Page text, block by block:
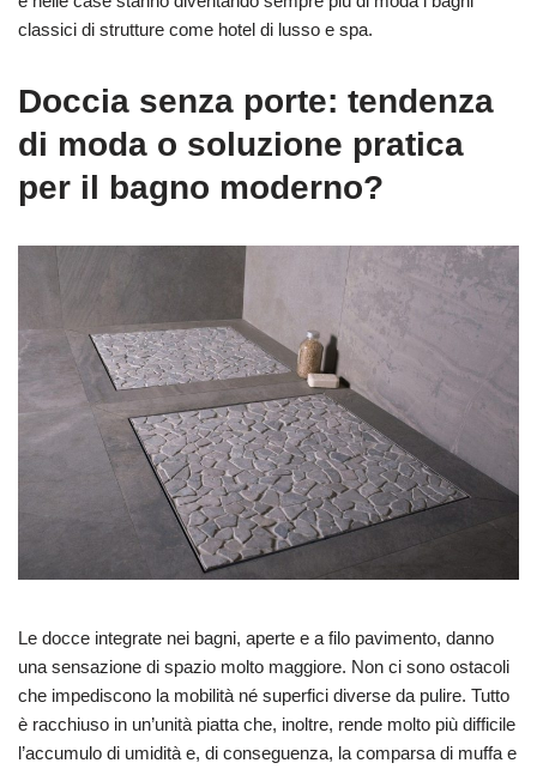
classici di strutture come hotel di lusso e spa.
Doccia senza porte: tendenza
di moda o soluzione pratica
per il bagno moderno?
Le docce integrate nei bagni, aperte e a filo pavimento, danno
una sensazione di spazio molto maggiore. Non ci sono ostacoli
che impediscono la mobilità né superfici diverse da pulire. Tutto
è racchiuso in un’unità piatta che, inoltre, rende molto più difficile
l’accumulo di umidità e, di conseguenza, la comparsa di muffa e